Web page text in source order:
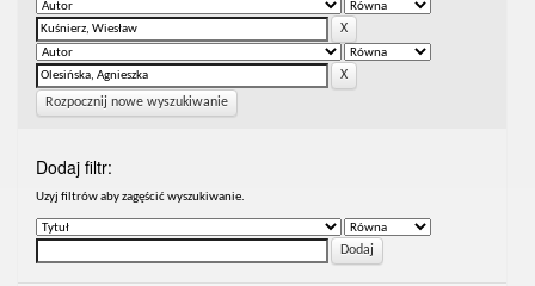
Rozpocznij nowe wyszukiwanie
Dodaj filtr:
Uzyj filtrów aby zagęścić wyszukiwanie.